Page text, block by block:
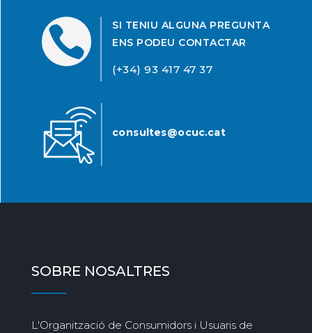

SI TENIU ALGUNA PREGUNTA
ENS PODEU CONTACTAR
(+34) 93 417 47 37
consultes@ocuc.cat
SOBRE NOSALTRES
L'Organització de Consumidors i Usuaris de